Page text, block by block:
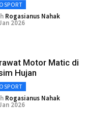
Rogasianus Nahak
2026
Motor Matic di
Hujan
Rogasianus Nahak
2026